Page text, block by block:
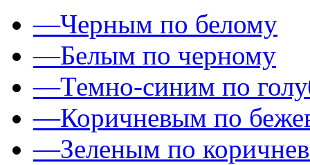
—Черным по белому
—Белым по черному
—Темно-синим по
—Коричневым по
—Зеленым по